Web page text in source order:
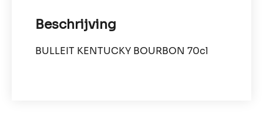
Beschrijving
BULLEIT KENTUCKY BOURBON 70cl